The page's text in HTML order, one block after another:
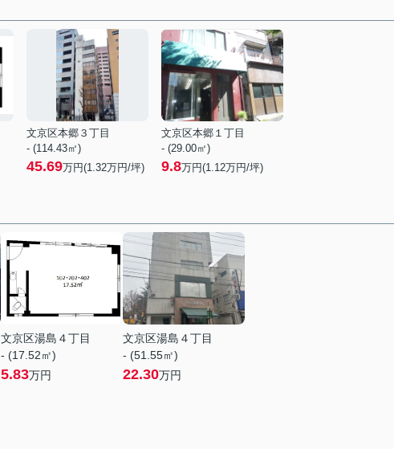
文京区本郷３丁目
- (114.43㎡)
45.69万円(1.32万円/坪)
文京区本郷１丁目
- (29.00㎡)
9.8万円(1.12万円/坪)
文京区湯島４丁目
- (17.52㎡)
5.83万円
文京区湯島４丁目
- (51.55㎡)
22.30万円